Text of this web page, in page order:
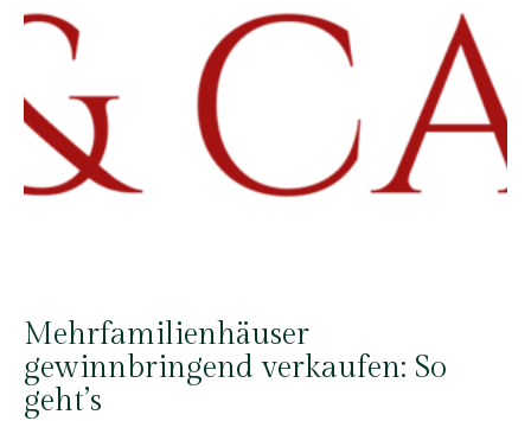
Mehrfamilienhäuser
gewinnbringend verkaufen: So
geht’s